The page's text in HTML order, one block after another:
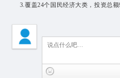
3.覆盖24个国民经济大类，投资总